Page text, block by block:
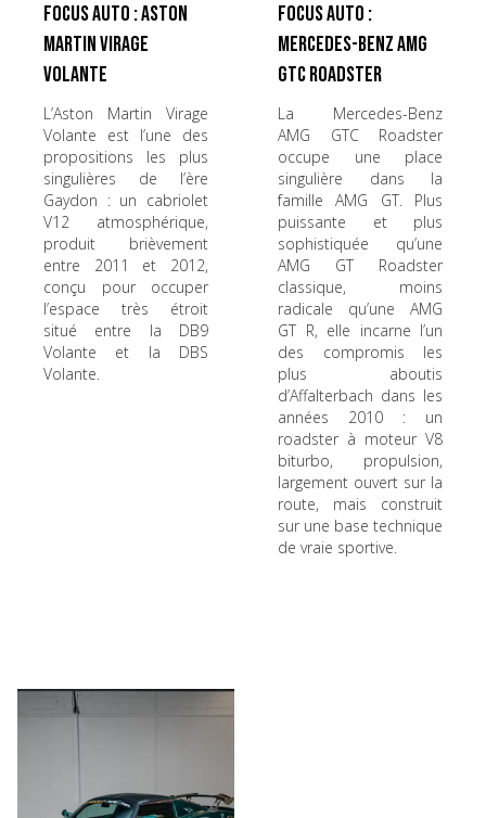
Focus Auto : Aston
Martin Virage
Volante
L’Aston Martin Virage
Volante est l’une des
propositions les plus
singulières de l’ère
Gaydon : un cabriolet
V12 atmosphérique,
produit brièvement
entre 2011 et 2012,
conçu pour occuper
l’espace très étroit
situé entre la DB9
Volante et la DBS
Volante.
Focus Auto :
Mercedes-Benz AMG
GTC Roadster
La Mercedes-Benz
AMG GTC Roadster
occupe une place
singulière dans la
famille AMG GT. Plus
puissante et plus
sophistiquée qu’une
AMG GT Roadster
classique, moins
radicale qu’une AMG
GT R, elle incarne l’un
des compromis les
plus aboutis
d’Affalterbach dans les
années 2010 : un
roadster à moteur V8
biturbo, propulsion,
largement ouvert sur la
route, mais construit
sur une base technique
de vraie sportive.